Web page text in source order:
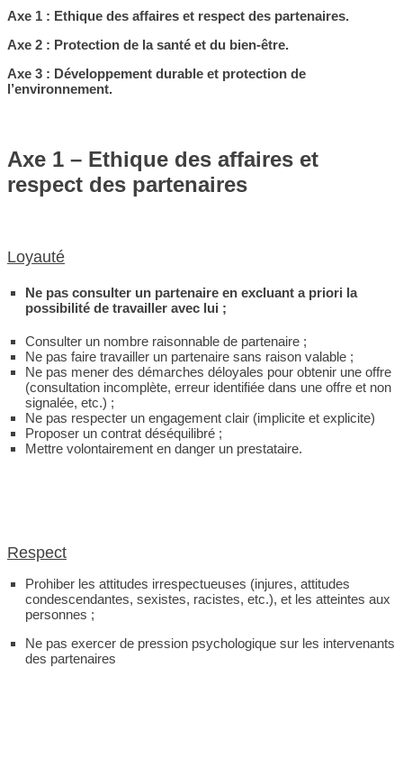
Axe 1 : Ethique des affaires et respect des partenaires.
Axe 2 : Protection de la santé et du bien-être.
Axe 3 : Développement durable et protection de
l’environnement.
Axe 1 – Ethique des affaires et
respect des partenaires
Loyauté
Ne pas consulter un partenaire en excluant a priori la
possibilité de travailler avec lui ;
Consulter un nombre raisonnable de partenaire ;
Ne pas faire travailler un partenaire sans raison valable ;
Ne pas mener des démarches déloyales pour obtenir une offre
(consultation incomplète, erreur identifiée dans une offre et non
signalée, etc.) ;
Ne pas respecter un engagement clair (implicite et explicite)
Proposer un contrat déséquilibré ;
Mettre volontairement en danger un prestataire.
Respect
Prohiber les attitudes irrespectueuses (injures, attitudes
condescendantes, sexistes, racistes, etc.), et les atteintes aux
personnes ;
Ne pas exercer de pression psychologique sur les intervenants
des partenaires